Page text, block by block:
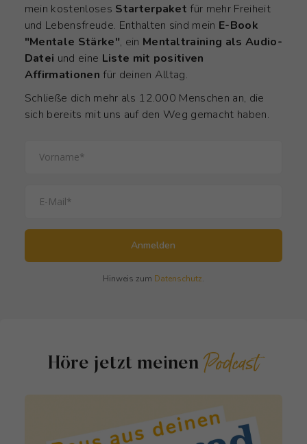
mein kostenloses Starterpaket für mehr Freiheit
und Lebensfreude. Enthalten sind mein E-Book
"Mentale Stärke", ein Mentaltraining als Audio-
Datei und eine Liste mit positiven
Affirmationen für deinen Alltag.
Schließe dich mehr als 12.000 Menschen an, die
sich bereits mit uns auf den Weg gemacht haben.
Anmelden
Hinweis zum Datenschutz.
Höre jetzt meinenPodcast